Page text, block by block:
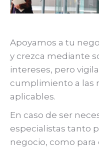
Apoyamos a tu
y crezca mediante
intereses, pero
cumplimiento a las
aplicables.
En caso de ser
especialistas tanto
negocio, como